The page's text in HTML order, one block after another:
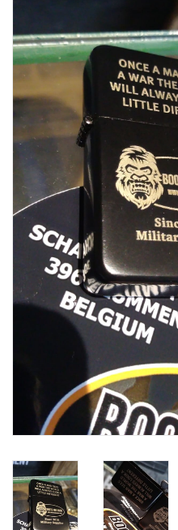
Speelgoed
Survival
WAPENS
Boots and Goods Blog !